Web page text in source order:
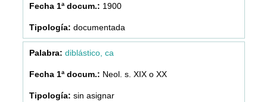
1900
documentada
diblástico, ca
Neol. s. XIX o XX
sin asignar